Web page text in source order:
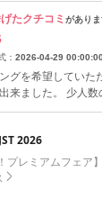
たクチコミ があり
： 2026-04-29
グを希望していた
来ました。 少人
デン、デッキと会
貸し切りで結婚式
方は、下見の時
めることが出来ま
2026
プレミアムフェア